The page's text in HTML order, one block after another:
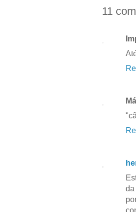
11
da